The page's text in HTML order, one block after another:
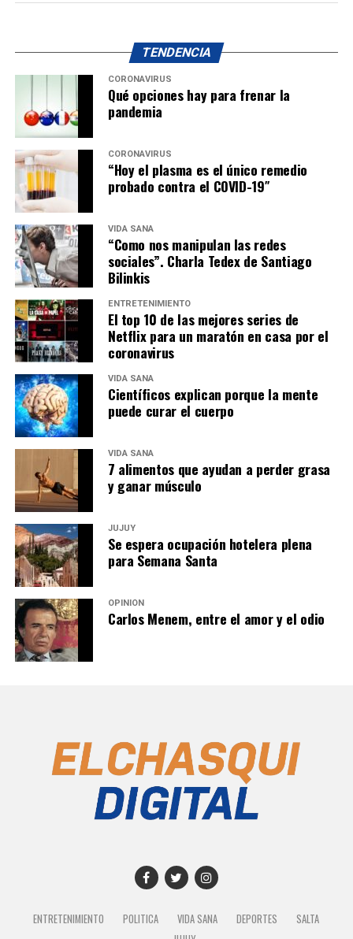
TENDENCIA
CORONAVIRUS
Qué opciones hay para frenar la
pandemia
CORONAVIRUS
“Hoy el plasma es el único remedio
probado contra el COVID-19″
VIDA SANA
“Como nos manipulan las redes
sociales”. Charla Tedex de Santiago
Bilinkis
ENTRETENIMIENTO
El top 10 de las mejores series de
Netflix para un maratón en casa por el
coronavirus
VIDA SANA
Científicos explican porque la mente
puede curar el cuerpo
VIDA SANA
7 alimentos que ayudan a perder grasa
y ganar músculo
JUJUY
Se espera ocupación hotelera plena
para Semana Santa
OPINIÓN
Carlos Menem, entre el amor y el odio
ENTRETENIMIENTO POLITICA VIDA SANA DEPORTES
SALTA